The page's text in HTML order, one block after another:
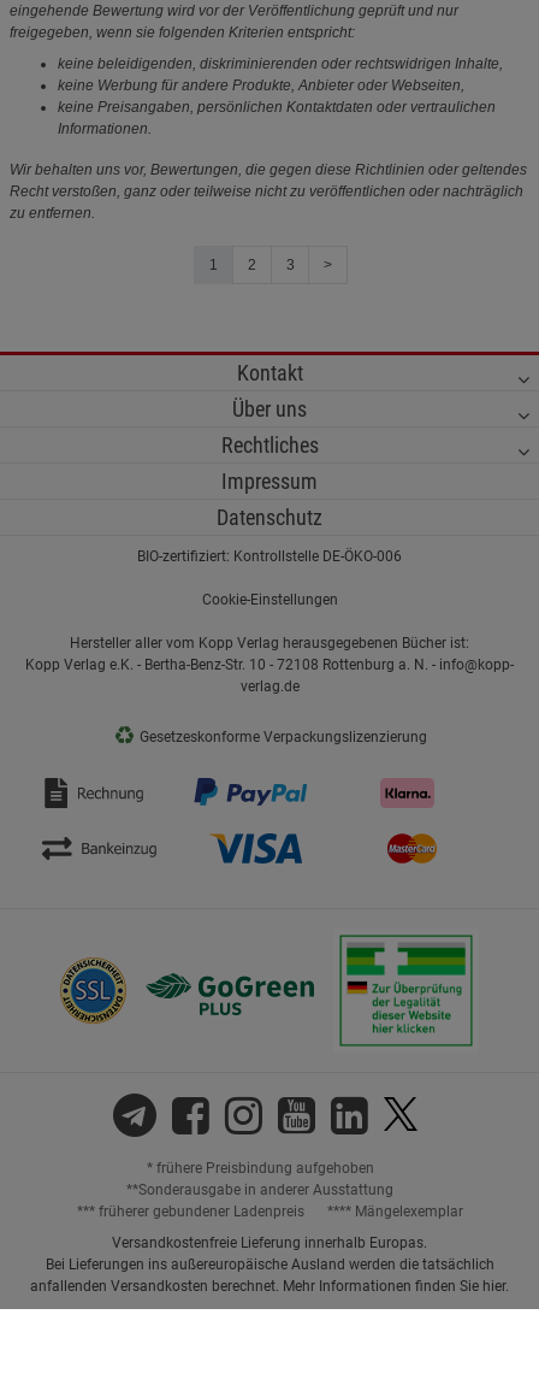
eingehende Bewertung wird vor der Veröffentlichung geprüft und nur
freigegeben, wenn sie folgenden Kriterien entspricht:
keine beleidigenden, diskriminierenden oder rechtswidrigen Inhalte,
keine Werbung für andere Produkte, Anbieter oder Webseiten,
keine Preisangaben, persönlichen Kontaktdaten oder vertraulichen
Informationen.
Wir behalten uns vor, Bewertungen, die gegen diese Richtlinien oder geltendes
Recht verstoßen, ganz oder teilweise nicht zu veröffentlichen oder nachträglich
zu entfernen.
1 2 3 >
Kontakt
Über uns
Rechtliches
Impressum
Datenschutz
BIO-zertifiziert: Kontrollstelle DE-ÖKO-006
Cookie-Einstellungen
Hersteller aller vom Kopp Verlag herausgegebenen Bücher ist:
Kopp Verlag e.K. - Bertha-Benz-Str. 10 - 72108 Rottenburg a. N. - info@kopp-
verlag.de
♻ Gesetzeskonforme Verpackungslizenzierung
* frühere Preisbindung aufgehoben
**Sonderausgabe in anderer Ausstattung
*** früherer gebundener Ladenpreis
**** Mängelexemplar
Versandkostenfreie Lieferung innerhalb Europas.
Bei Lieferungen ins außereuropäische Ausland werden die tatsächlich
anfallenden Versandkosten berechnet. Mehr Informationen finden Sie hier.